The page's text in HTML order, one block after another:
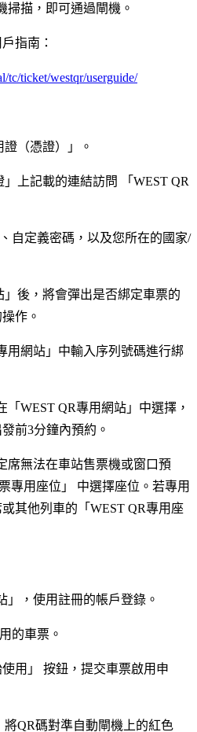
掃描，即可通過閘機。
指南：
tc/ticket/westqr/userguide/
（憑證）」。
上記載的連結訪問 「WEST QR
自定義密碼，以及您所在的國家/
」後，將會彈出是否綁定車票的
作。
用網站」中輸入序列號碼進行綁
WEST QR專用網站」中選擇，
前3分鐘內預約。
無法在車站售票機或窗口預
專用座位」 中選擇座位。若專用
其他列車的「WEST QR專用座
」，使用註冊的帳戶登錄。
的車票。
用」 按鈕，提交車票啟用申
QR碼對準自動閘機上的紅色